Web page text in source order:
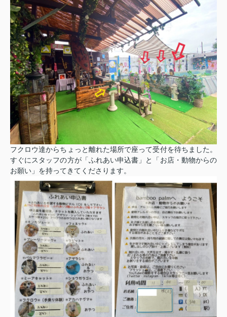
フクロウ達からちょっと離れた場所で座って受付を待ちました。
すぐにスタッフの方が「ふれあい申込書」と「お店・動物からの
お願い」を持ってきてくださります。